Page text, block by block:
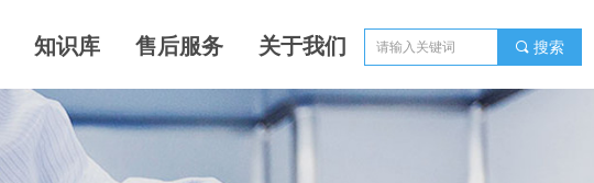
知识库 售后服务 关于我们 끠 搜索